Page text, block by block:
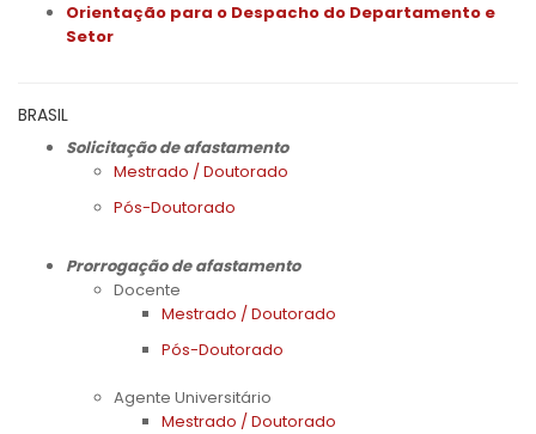
Orientação para o Despacho do Departamento e
Setor
BRASIL
Solicitação de afastamento
Mestrado / Doutorado
Pós-Doutorado
Prorrogação de afastamento
Docente
Mestrado / Doutorado
Pós-Doutorado
Agente Universitário
Mestrado / Doutorado